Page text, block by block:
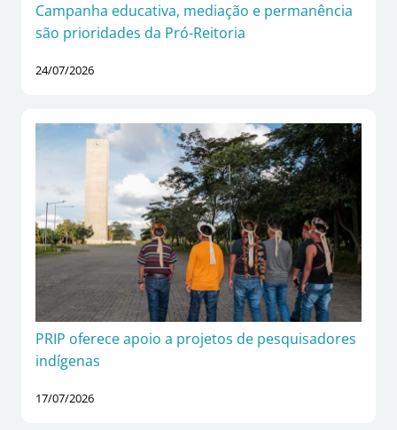
Campanha educativa, mediação e permanência
são prioridades da Pró-Reitoria
24/07/2026
PRIP oferece apoio a projetos de pesquisadores
indígenas
17/07/2026